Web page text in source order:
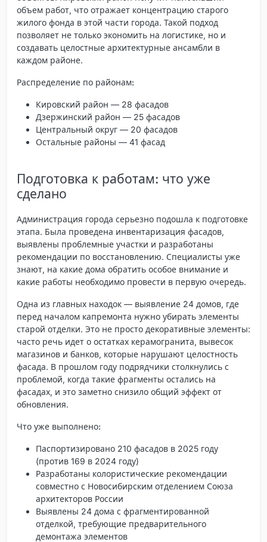
объем работ, что отражает концентрацию старого
жилого фонда в этой части города. Такой подход
позволяет не только экономить на логистике, но и
создавать целостные архитектурные ансамбли в
каждом районе.
Распределение по районам:
Кировский район — 28 фасадов
Дзержинский район — 25 фасадов
Центральный округ — 20 фасадов
Остальные районы — 41 фасад
Подготовка к работам: что уже
сделано
Администрация города серьезно подошла к подготовке
этапа. Была проведена инвентаризация фасадов,
выявлены проблемные участки и разработаны
рекомендации по восстановлению. Специалисты уже
знают, на какие дома обратить особое внимание и
какие работы необходимо провести в первую очередь.
Одна из главных находок — выявление 24 домов, где
перед началом капремонта нужно убирать элементы
старой отделки. Это не просто декоративные элементы:
часто речь идет о остатках керамогранита, вывесок
магазинов и банков, которые нарушают целостность
фасада. В прошлом году подрядчики столкнулись с
проблемой, когда такие фрагменты остались на
фасадах, и это заметно снизило общий эффект от
обновления.
Что уже выполнено:
Паспортизировано 210 фасадов в 2025 году
(против 169 в 2024 году)
Разработаны колористические рекомендации
совместно с Новосибирским отделением Союза
архитекторов России
Выявлены 24 дома с фрагментированной
отделкой, требующие предварительного
демонтажа элементов